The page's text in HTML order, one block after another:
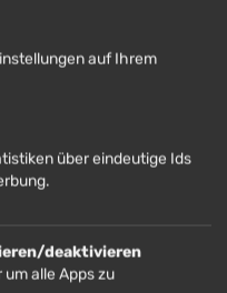
&
HÜNDLE
auf Ihrem
über eindeutige Ids
deaktivieren
alle Apps zu